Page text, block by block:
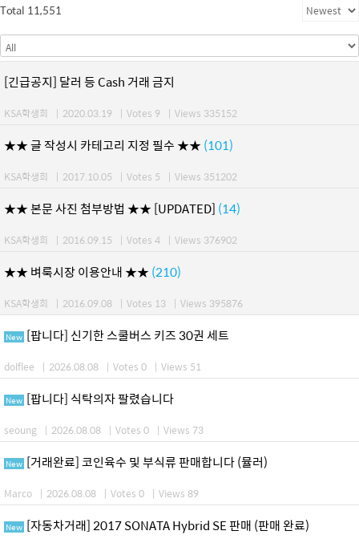
Total 11,551
[긴급공지] 달러 등 Cash 거래 금지
KSA학생회 | 2020.03.19 | Votes 9 | Views 335152
★★ 글 작성시 카테고리 지정 필수 ★★ (101)
KSA학생회 | 2017.10.05 | Votes 5 | Views 351202
★★ 본문 사진 첨부방법 ★★ [UPDATED] (14)
KSA학생회 | 2016.09.15 | Votes 4 | Views 376902
★★ 벼룩시장 이용안내 ★★ (210)
KSA학생회 | 2016.09.08 | Votes 13 | Views 395876
New [팝니다] 신기한 스쿨버스 키즈 30권 세트
dolflee | 2026.08.08 | Votes 0 | Views 51
New [팝니다] 식탁의자 팔렸습니다
seoung | 2026.08.08 | Votes 0 | Views 73
New [거래완료] 코인육수 및 부식류 판매합니다 (뮬러)
Marco | 2026.08.08 | Votes 0 | Views 89
New [자동차거래] 2017 SONATA Hybrid SE 판매 (판매 완료)